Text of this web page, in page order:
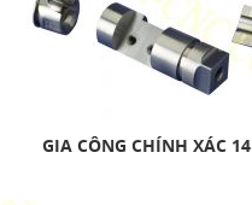
GIA CÔNG CHÍNH XÁC 14